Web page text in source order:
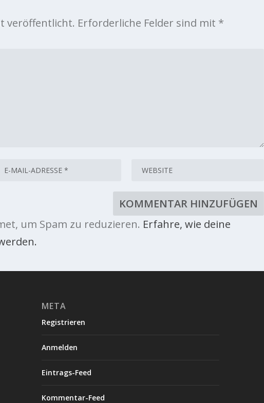
veröffentlicht. Erforderliche Felder sind mit *
um Spam zu reduzieren. Erfahre, wie deine
META
Registrieren
Anmelden
Eintrags-Feed
Kommentar-Feed